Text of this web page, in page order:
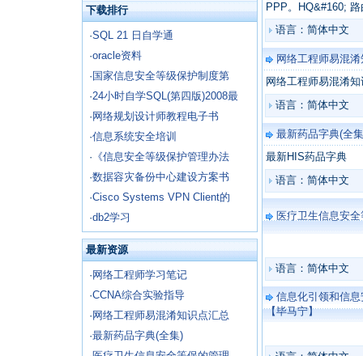
下载排行
·SQL 21 日自学通
·oracle资料
· 国家信息安全等级保护制度第
·24小时自学SQL(第四版)2008最
· 网络规划设计师教程电子书
·信息系统安全培训
· 《信息安全等级保护管理办法
·数据容灾备份中心建设方案书
·Cisco Systems VPN Client的
·db2学习
最新资源
· 网络工程师学习笔记
·CCNA综合实验指导
· 网络工程师易混淆知识点汇总
·最新药品字典(全集)
PPP。HQ&#160;
语言：简体中文
网络工程师易混
网络工程师易混淆
语言：简体中文
最新药品字典(全
最新HIS药品字典
语言：简体中文
医疗卫生信息安
语言：简体中文
信息化引领和信
【毕马宁】